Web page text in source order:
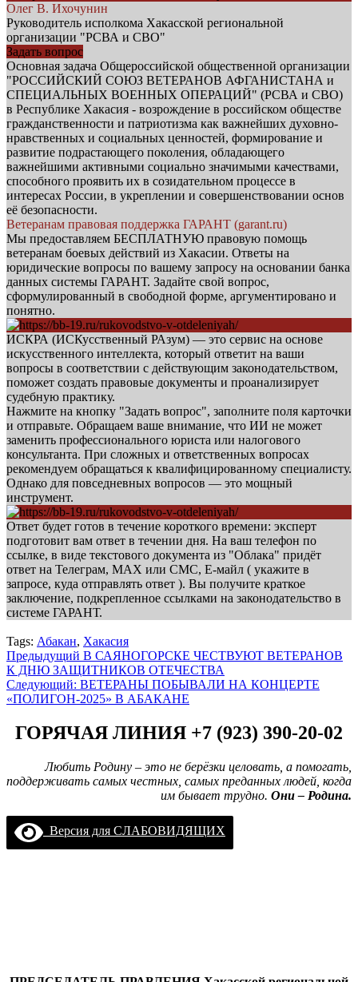
Олег В. Ихочунин
Руководитель исполкома Хакасской региональной
организации "РСВА и СВО"
Задать вопрос
Основная задача Общероссийской общественной организации
"РОССИЙСКИЙ СОЮЗ ВЕТЕРАНОВ АФГАНИСТАНА и
СПЕЦИАЛЬНЫХ ВОЕННЫХ ОПЕРАЦИЙ" (РСВА и СВО)
в Республике Хакасия - возрождение в российском обществе
гражданственности и патриотизма как важнейших духовно-
нравственных и социальных ценностей, формирование и
развитие подрастающего поколения, обладающего
важнейшими активными социально значимыми качествами,
способного проявить их в созидательном процессе в
интересах России, в укреплении и совершенствовании основ
её безопасности.
Ветеранам правовая поддержка ГАРАНТ (garant.ru)
Мы предоставляем БЕСПЛАТНУЮ правовую помощь
ветеранам боевых действий из Хакасии. Ответы на
юридические вопросы по вашему запросу на основании банка
данных системы ГАРАНТ. Задайте свой вопрос,
сформулированный в свободной форме, аргументировано и
понятно.
ИСКРА (ИСКусственный РАзум) — это сервис на основе
искусственного интеллекта, который ответит на ваши
вопросы в соответствии с действующим законодательством,
поможет создать правовые документы и проанализирует
судебную практику.
Нажмите на кнопку "Задать вопрос", заполните поля карточки
и отправьте. Обращаем ваше внимание, что ИИ не может
заменить профессионального юриста или налогового
консультанта. При сложных и ответственных вопросах
рекомендуем обращаться к квалифицированному специалисту.
Однако для повседневных вопросов — это мощный
инструмент.
Ответ будет готов в течение короткого времени: эксперт
подготовит вам ответ в течении дня. На ваш телефон по
ссылке, в виде текстового документа из "Облака" придёт
ответ на Телеграм, МАХ или СМС, Е-майл ( укажите в
запросе, куда отправлять ответ ). Вы получите краткое
заключение, подкрепленное ссылками на законодательство в
системе ГАРАНТ.
Tags: Абакан, Хакасия
Навигация
записи
Предыдущий В САЯНОГОРСКЕ ЧЕСТВУЮТ ВЕТЕРАНОВ
К ДНЮ ЗАЩИТНИКОВ ОТЕЧЕСТВА
Следующий: ВЕТЕРАНЫ ПОБЫВАЛИ НА КОНЦЕРТЕ
«ПОЛИГОН-2025» В АБАКАНЕ
ГОРЯЧАЯ ЛИНИЯ +7 (923) 390-20-02
Любить Родину – это не берёзки целовать, а помогать,
поддерживать самых честных, самых преданных людей, когда
им бывает трудно. Они – Родина.
Версия для СЛАБОВИДЯЩИХ